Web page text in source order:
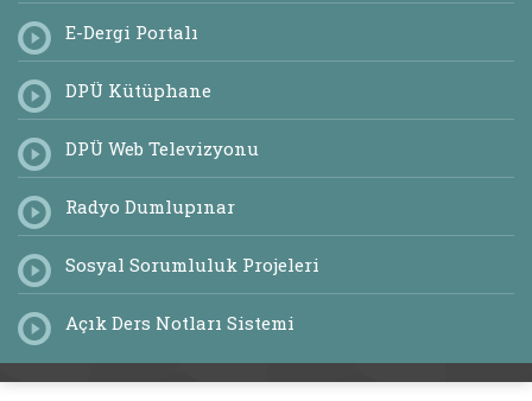
E-Dergi Portalı
DPÜ Kütüphane
DPÜ Web Televizyonu
Radyo Dumlupınar
Sosyal Sorumluluk Projeleri
Açık Ders Notları Sistemi